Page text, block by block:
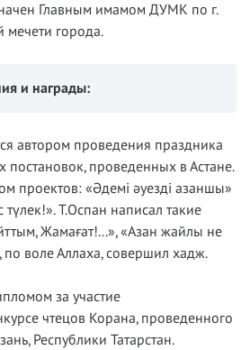
Главным имамом ДУМК по г.
мечети города.
и награды:
автором проведения праздника
постановок, проведенных в Астане.
проектов: «Әдемі әуезді азаншы»
Т.Оспан написал такие
Жамағат!...», «Азан жайлы не
по воле Аллаха, совершил хадж.
за участие
чтецов Корана, проведенного
Республики Татарстан.